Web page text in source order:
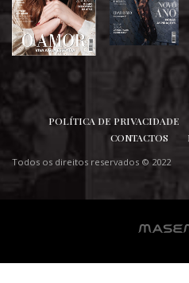
SIGA-NOS
POLÍTICA DE PRIVACIDADE
CONTACTOS
Todos os direitos reservados © 2022